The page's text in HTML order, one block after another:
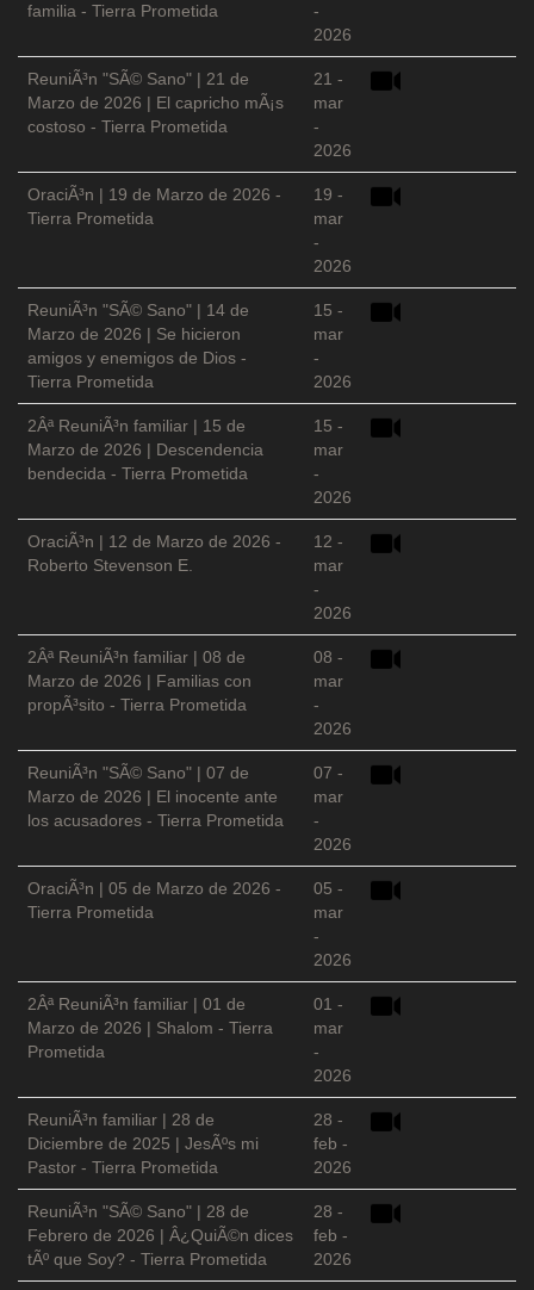
familia - Tierra Prometida
-
2026
ReuniÃ³n "SÃ© Sano" | 21 de
Marzo de 2026 | El capricho mÃ¡s
costoso - Tierra Prometida
21 -
mar
-
2026
OraciÃ³n | 19 de Marzo de 2026 -
Tierra Prometida
19 -
mar
-
2026
ReuniÃ³n "SÃ© Sano" | 14 de
Marzo de 2026 | Se hicieron
amigos y enemigos de Dios -
Tierra Prometida
15 -
mar
-
2026
2Âª ReuniÃ³n familiar | 15 de
Marzo de 2026 | Descendencia
bendecida - Tierra Prometida
15 -
mar
-
2026
OraciÃ³n | 12 de Marzo de 2026 -
Roberto Stevenson E.
12 -
mar
-
2026
2Âª ReuniÃ³n familiar | 08 de
Marzo de 2026 | Familias con
propÃ³sito - Tierra Prometida
08 -
mar
-
2026
ReuniÃ³n "SÃ© Sano" | 07 de
Marzo de 2026 | El inocente ante
los acusadores - Tierra Prometida
07 -
mar
-
2026
OraciÃ³n | 05 de Marzo de 2026 -
Tierra Prometida
05 -
mar
-
2026
2Âª ReuniÃ³n familiar | 01 de
Marzo de 2026 | Shalom - Tierra
Prometida
01 -
mar
-
2026
ReuniÃ³n familiar | 28 de
Diciembre de 2025 | JesÃºs mi
Pastor - Tierra Prometida
28 -
feb -
2026
ReuniÃ³n "SÃ© Sano" | 28 de
Febrero de 2026 | Â¿QuiÃ©n dices
tÃº que Soy? - Tierra Prometida
28 -
feb -
2026